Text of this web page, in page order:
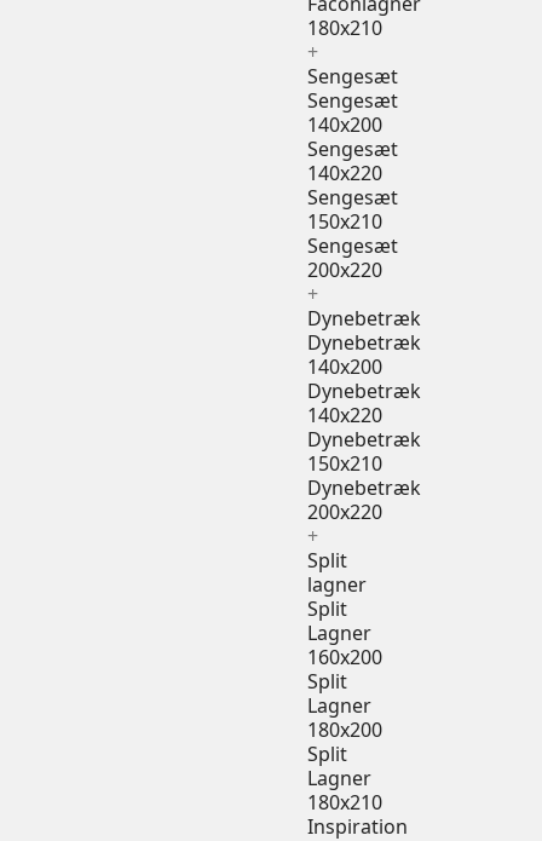
180x210
+
Sengesæt
Sengesæt
140x200
Sengesæt
140x220
Sengesæt
150x210
Sengesæt
200x220
+
Dynebetræk
Dynebetræk
140x200
Dynebetræk
140x220
Dynebetræk
150x210
Dynebetræk
200x220
+
Split
lagner
Split
Lagner
160x200
Split
Lagner
180x200
Split
Lagner
180x210
Inspiration